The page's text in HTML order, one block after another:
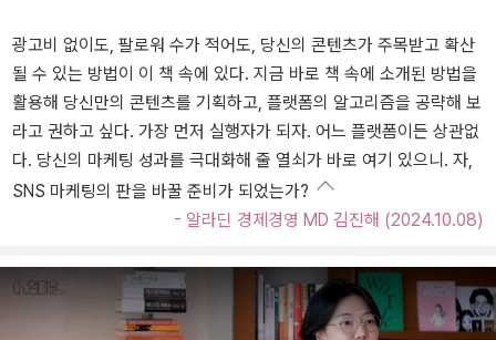
광고비 없이도, 팔로워 수가 적어도, 당신의 콘텐츠가 주목받고 확산
될 수 있는 방법이 이 책 속에 있다. 지금 바로 책 속에 소개된 방법을
활용해 당신만의 콘텐츠를 기획하고, 플랫폼의 알고리즘을 공략해 보
라고 권하고 싶다. 가장 먼저 실행자가 되자. 어느 플랫폼이든 상관없
다. 당신의 마케팅 성과를 극대화해 줄 열쇠가 바로 여기 있으니. 자,
SNS 마케팅의 판을 바꿀 준비가 되었는가?
- 알라딘 경제경영 MD 김진해 (2024.10.08)